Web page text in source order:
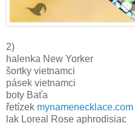
2)
halenka New Yorker
šortky vietnamci
pásek vietnamci
boty Baťa
řetízek mynamenecklace.com
lak Loreal Rose aphrodisiac